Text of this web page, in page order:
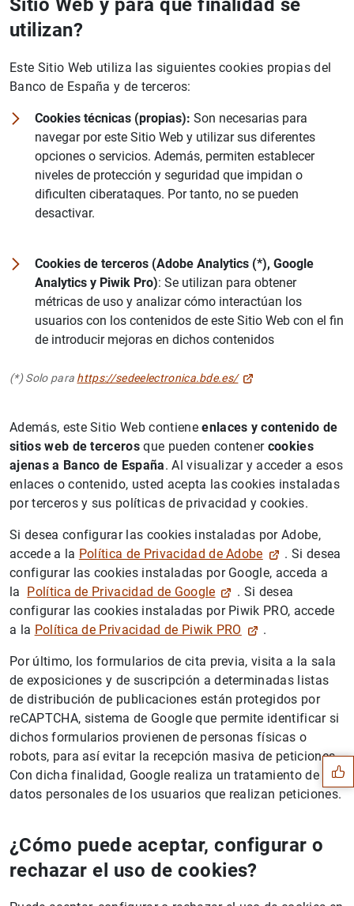
Sitio Web y para qué finalidad se
utilizan?
Este Sitio Web utiliza las siguientes cookies propias del
Banco de España y de terceros:
Cookies técnicas (propias): Son necesarias para
navegar por este Sitio Web y utilizar sus diferentes
opciones o servicios. Además, permiten establecer
niveles de protección y seguridad que impidan o
dificulten ciberataques. Por tanto, no se pueden
desactivar.
Cookies de terceros (Adobe Analytics (*), Google
Analytics y Piwik Pro): Se utilizan para obtener
métricas de uso y analizar cómo interactúan los
usuarios con los contenidos de este Sitio Web con el fin
de introducir mejoras en dichos contenidos
(*) Solo para https://sedeelectronica.bde.es/
Además, este Sitio Web contieneenlaces y contenido de
sitios web de terceros que pueden contener cookies
ajenas a Banco de España. Al visualizar y acceder a esos
enlaces o contenido, usted acepta las cookies instaladas
por terceros y sus políticas de privacidad y cookies.
Si desea configurar las cookies instaladas por Adobe,
accede a la Política de Privacidad de Adobe
. Si desea
configurar las cookies instaladas por Google, acceda a
la Política de Privacidad de Google
. Si desea
configurar las cookies instaladas por Piwik PRO, accede
a la Política de Privacidad de Piwik PRO .
Por último, los formularios de cita previa, visita a la sala
de exposiciones y de suscripción a determinadas listas
de distribución de publicaciones están protegidos por
reCAPTCHA, sistema de Google que permite identificar si
dichos formularios provienen de personas físicas o
robots, para así evitar la recepción masiva de peticiones.
Con dicha finalidad, Google realiza un tratamiento de los
datos personales de los usuarios que realizan peticiones.
¿Cómo puede aceptar, configurar o
rechazar el uso de cookies?
Sugerencias